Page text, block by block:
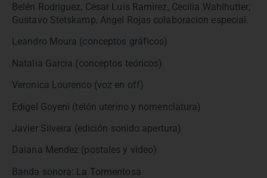
Belén Rodriguez, César Luis Ramirez, Cecilia Wahlhutter,
Gustavo Stetskamp, Angel Rojas colaboracion especial.
Leandro Moura (conceptos gráficos)
Natalia Garcia (conceptos teóricos)
Veronica Lourenco (voz en off)
Edigel Goyeni (telón uterino y nomenclatura)
Javier Silveira (edición sonido apertura)
Daiana Mendez (postales y video)
Banda sonora: La Tormentosa